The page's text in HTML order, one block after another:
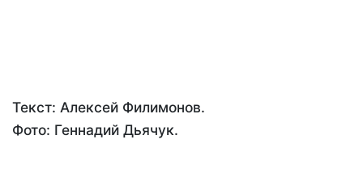
Текст: Алексей Филимонов.
Фото: Геннадий Дьячук.